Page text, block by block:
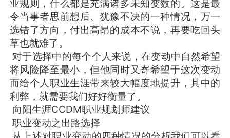
业规则，什么都是充满诸多未知变数的。这是最
令当事者思前想后、犹豫不决的一种情况，万一
选错了方向，付出高昂的成本不说，再要吃回头
草也就难了。
对于选择中的每个个人来说，在变动中自然希望
将风险降至最小，但他同时又寄希望于这次变动
而给个人职业生涯带来较大幅度地提升，其中的
利弊，就需要我们好好衡量了。
向阳生涯CCDM职业规划师建议
职业变动之出路选择